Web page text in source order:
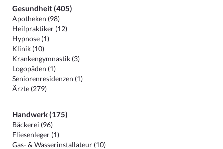
Gesundheit (405)
Apotheken (98)
Heilpraktiker (12)
Hypnose (1)
Klinik (10)
Krankengymnastik (3)
Logopäden (1)
Seniorenresidenzen (1)
Ärzte (279)
Handwerk (175)
Bäckerei (96)
Fliesenleger (1)
Gas- & Wasserinstallateur (10)